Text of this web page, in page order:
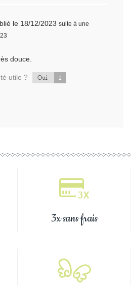
le 18/12/2023 suite à une
douce.
utile ? Oui 1
3x sans frais